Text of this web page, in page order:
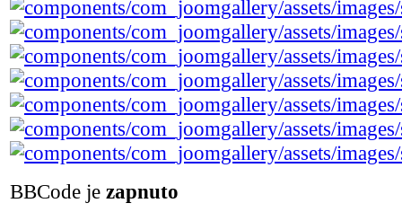
BBCode je zapnuto